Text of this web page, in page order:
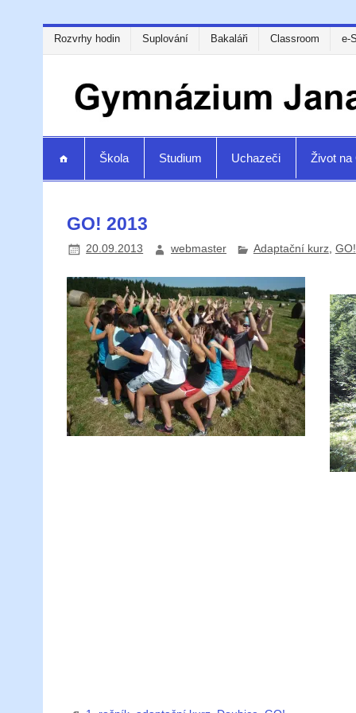
Rozvrhy hodin Suplování Bakaláři Classroom e-
Škola Studium Uchazeči Život na
GO! 2013
20.09.2013 webmaster Adaptační kurz, GO!